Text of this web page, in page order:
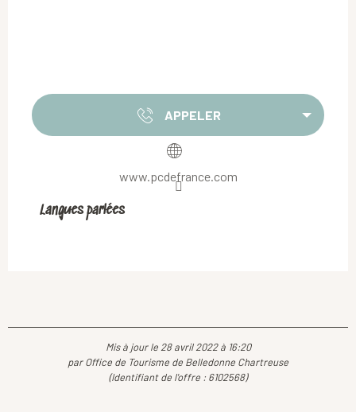
APPELER
www.pcdefrance.com
Langues parlées
Langues parlées
Mis à jour le 28 avril 2022 à 16:20
par Office de Tourisme de Belledonne Chartreuse
(Identifiant de l'offre : 6102568)